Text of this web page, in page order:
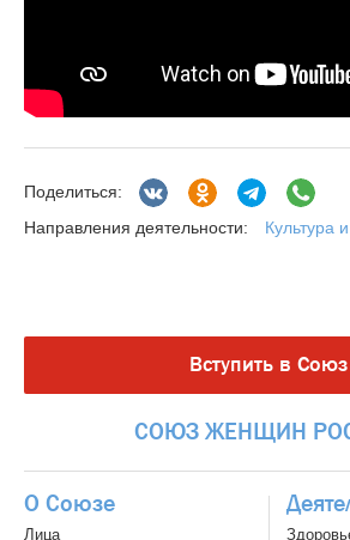
Поделиться:
Направления деятельности:
Культура
Вступить в Союз
СОЮЗ ЖЕНЩИН
О Союзе
Лица